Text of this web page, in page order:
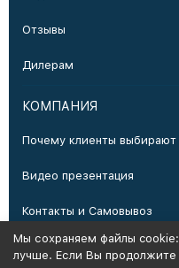
Отзывы
Дилерам
КОМПАНИЯ
Почему клиенты выбирают
Видео презентация
Контакты и Самовывоз
Производство
Мы сохраняем файлы cookie:
лучше. Если Вы продолжите